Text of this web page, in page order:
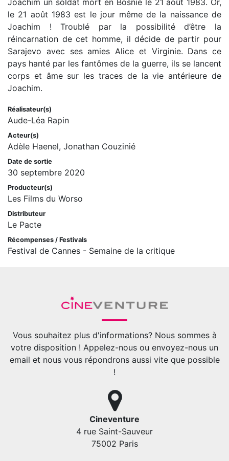
le 21 août 1983 est le jour même de la naissance de
Joachim ! Troublé par la possibilité d’être la
réincarnation de cet homme, il décide de partir pour
Sarajevo avec ses amies Alice et Virginie. Dans ce
pays hanté par les fantômes de la guerre, ils se lancent
corps et âme sur les traces de la vie antérieure de
Joachim.
Réalisateur(s)
Aude-Léa Rapin
Acteur(s)
Adèle Haenel, Jonathan Couzinié
Date de sortie
30 septembre 2020
Producteur(s)
Les Films du Worso
Distributeur
Le Pacte
Récompenses / Festivals
Festival de Cannes - Semaine de la critique
Vous souhaitez plus d'informations? Nous sommes à
votre disposition ! Appelez-nous ou envoyez-nous un
email et nous vous répondrons aussi vite que possible
!
Cineventure
4 rue Saint-Sauveur
75002 Paris